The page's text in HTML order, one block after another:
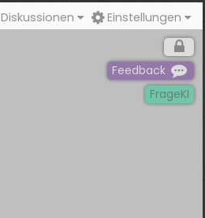
Diskussionen Einstellungen
Feedback
FrageKI